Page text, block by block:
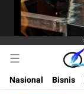
Nasional
Bisnis